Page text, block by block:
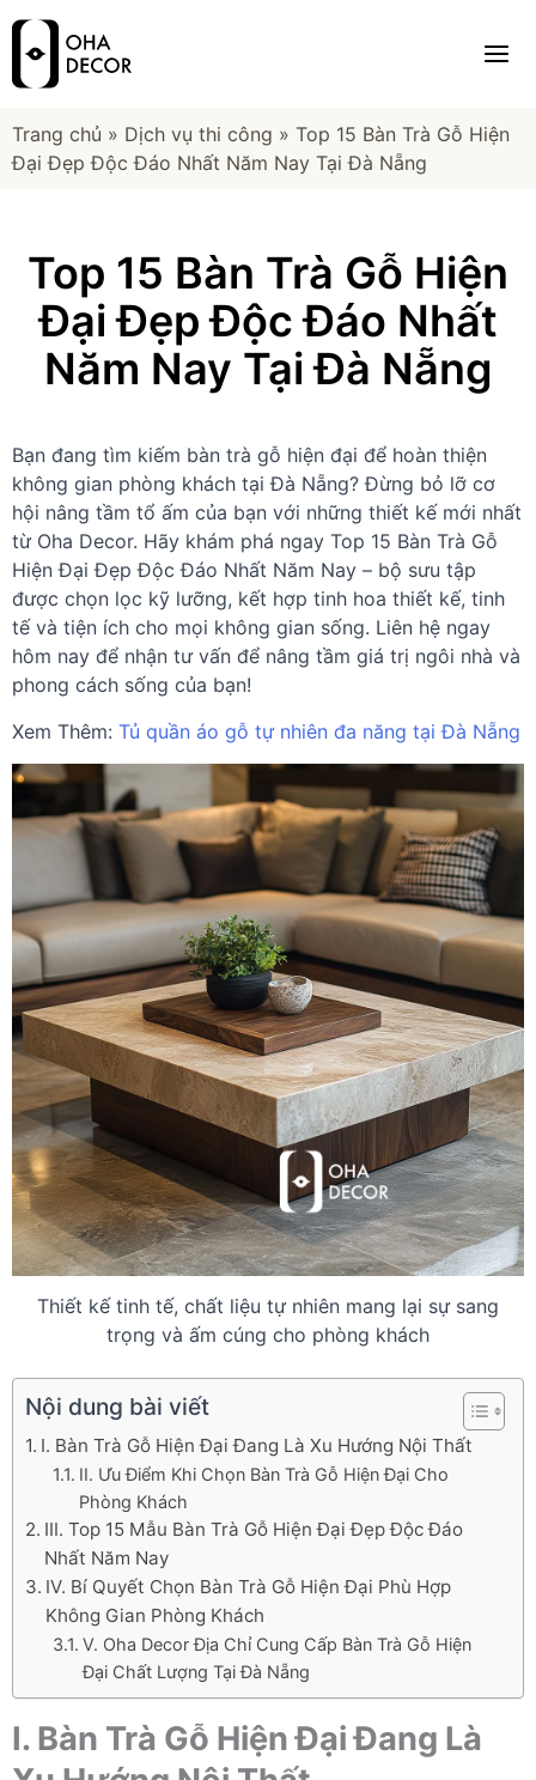
Trang chủ » Dịch vụ thi công » Top 15 Bàn Trà Gỗ Hiện
Đại Đẹp Độc Đáo Nhất Năm Nay Tại Đà Nẵng
Top 15 Bàn Trà Gỗ Hiện
Đại Đẹp Độc Đáo Nhất
Năm Nay Tại Đà Nẵng
Bạn đang tìm kiếm bàn trà gỗ hiện đại để hoàn thiện
không gian phòng khách tại Đà Nẵng? Đừng bỏ lỡ cơ
hội nâng tầm tổ ấm của bạn với những thiết kế mới nhất
từ Oha Decor. Hãy khám phá ngay Top 15 Bàn Trà Gỗ
Hiện Đại Đẹp Độc Đáo Nhất Năm Nay – bộ sưu tập
được chọn lọc kỹ lưỡng, kết hợp tinh hoa thiết kế, tinh
tế và tiện ích cho mọi không gian sống. Liên hệ ngay
hôm nay để nhận tư vấn để nâng tầm giá trị ngôi nhà và
phong cách sống của bạn!
Xem Thêm: Tủ quần áo gỗ tự nhiên đa năng tại Đà Nẵng
Thiết kế tinh tế, chất liệu tự nhiên mang lại sự sang
trọng và ấm cúng cho phòng khách
Nội dung bài viết
I. Bàn Trà Gỗ Hiện Đại Đang Là Xu Hướng Nội Thất
II. Ưu Điểm Khi Chọn Bàn Trà Gỗ Hiện Đại Cho
Phòng Khách
III. Top 15 Mẫu Bàn Trà Gỗ Hiện Đại Đẹp Độc Đáo
Nhất Năm Nay
IV. Bí Quyết Chọn Bàn Trà Gỗ Hiện Đại Phù Hợp
Không Gian Phòng Khách
V. Oha Decor Địa Chỉ Cung Cấp Bàn Trà Gỗ Hiện
Đại Chất Lượng Tại Đà Nẵng
I. Bàn Trà Gỗ Hiện Đại Đang Là